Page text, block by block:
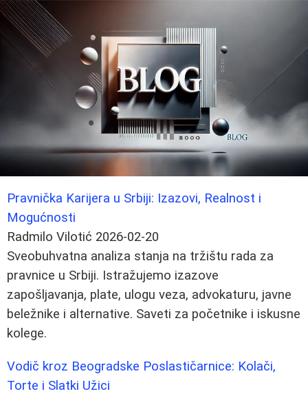
Pravnička Karijera u Srbiji: Izazovi, Realnost i
Mogućnosti
Radmilo Vilotić 2026-02-20
Sveobuhvatna analiza stanja na tržištu rada za
pravnice u Srbiji. Istražujemo izazove
zapošljavanja, plate, ulogu veza, advokaturu, javne
beležnike i alternative. Saveti za početnike i iskusne
kolege.
Vodič kroz Beogradske Poslastičarnice: Kolači,
Torte i Slatki Užici